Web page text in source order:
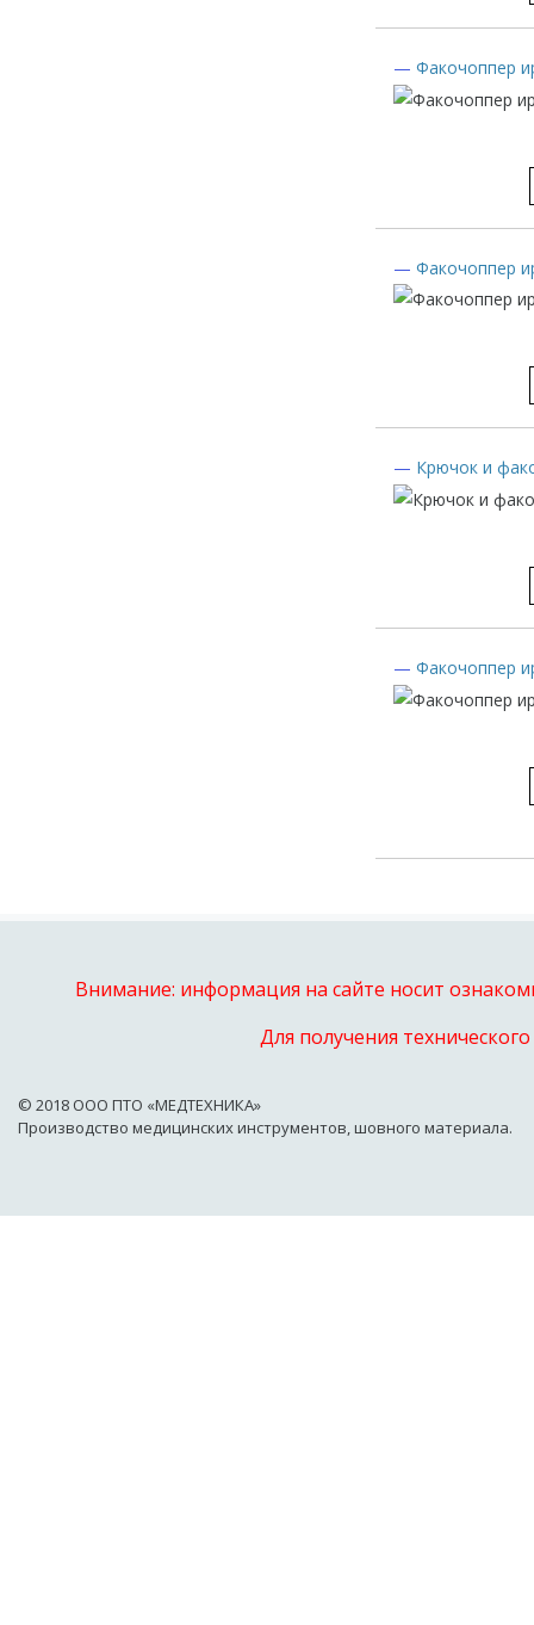
— Факочоппер
— Факочоппер
— Крючок и
— Факочоппер
Внимание: информация на сайте носит
Для получения
© 2018 OOO ПТО «МЕДТЕХНИКА»
Производство медицинских инструментов, шовного материала.